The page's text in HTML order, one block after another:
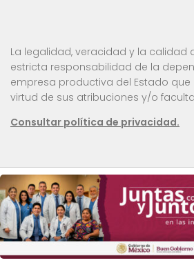
La legalidad, veracidad y la calidad
estricta responsabilidad de la
empresa productiva del Estado
virtud de sus atribuciones y/o
Consultar política de privacidad.